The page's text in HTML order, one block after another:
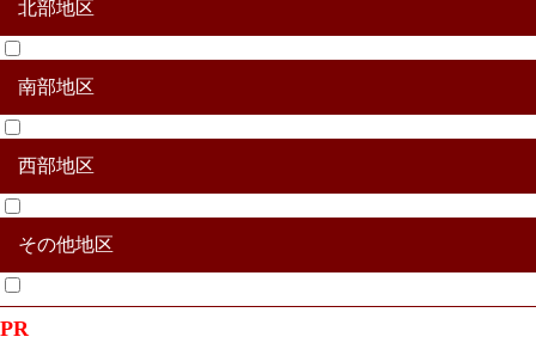
北区
中区
東区
南区
北部地区
真庭市
津山市
美作市
真庭郡新庄村
苫田郡鏡野町
勝田郡勝央町
勝田郡奈義町
英田郡西粟倉村
久米郡久米南町
久米郡美咲町
南部地区
赤磐市
玉野市
瀬戸内市
備前市
加賀郡吉備中央町
和気郡和気町
西部地区
新見市
高梁市
井原氏
総社市
笠岡市
浅口市
倉敷市
小田郡矢掛町
浅口郡里庄町
都窪郡早島町
その他地区
その他合併地区
PR